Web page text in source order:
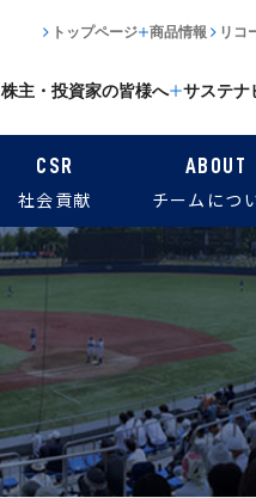
株主・投資家の皆様へ サステナ
トップページ 商品情報 リコ
CSR
社会貢献
ABOUT
チームにつ